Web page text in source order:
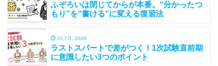
ふぞろいは閉じてからが本番。“分かったつ
もり”を“書ける”に変える復習法
15 7月, 2026
ラストスパートで差がつく！1次試験直前期
に意識したい3つのポイント